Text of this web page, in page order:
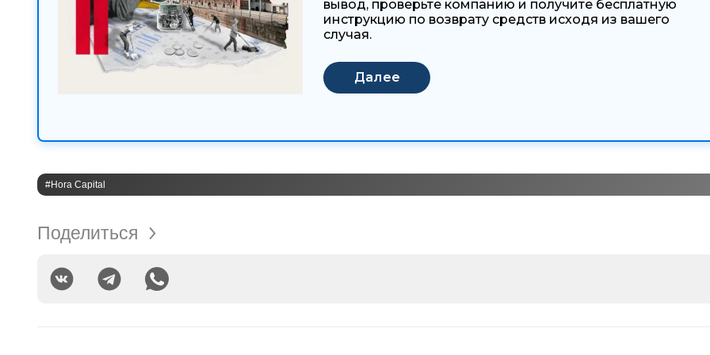
вывод, проверьте компанию и получите бесплатную
инструкцию по возврату средств исходя из вашего
случая.
#Hora Capital
Поделиться